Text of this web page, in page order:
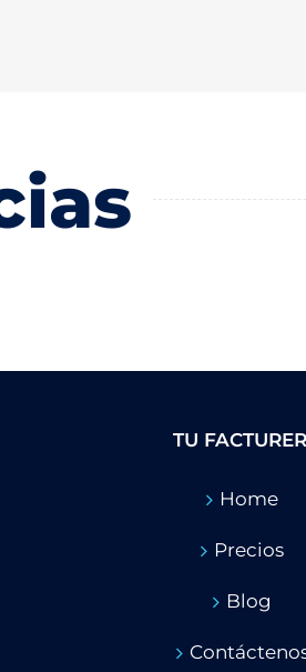
TU
Home
Precios
Blog